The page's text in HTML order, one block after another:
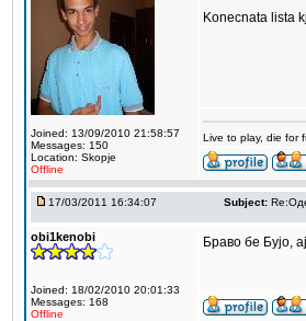
Joined: 13/09/2010 21:58:57
Messages: 150
Location: Skopje
Offline
Konecnata lista
Live to play, die for
17/03/2011 16:34:07 Subject:
obi1kenobi
Joined: 18/02/2010 20:01:33
Messages: 168
Offline
Браво бе Бујо,